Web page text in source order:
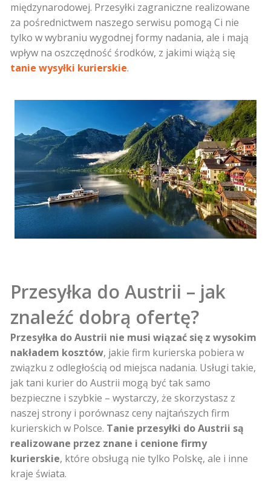
międzynarodowej. Przesyłki zagraniczne realizowane
za pośrednictwem naszego serwisu pomogą Ci nie
tylko w wybraniu wygodnej formy nadania, ale i mają
wpływ na oszczędność środków, z jakimi wiążą się
tanie wysyłki kurierskie.
Przesyłka do Austrii – jak
znaleźć dobrą ofertę?
Przesyłka do Austrii nie musi wiązać się z wysokim
nakładem kosztów, jakie firm kurierska pobiera w
związku z odległością od miejsca nadania. Usługi takie,
jak tani kurier do Austrii mogą być tak samo
bezpieczne i szybkie – wystarczy, że skorzystasz z
naszej strony i porównasz ceny najtańszych firm
kurierskich w Polsce. Tanie przesyłki do Austrii są
realizowane przez znane i cenione firmy
kurierskie, które obsługą nie tylko Polskę, ale i inne
kraje świata.